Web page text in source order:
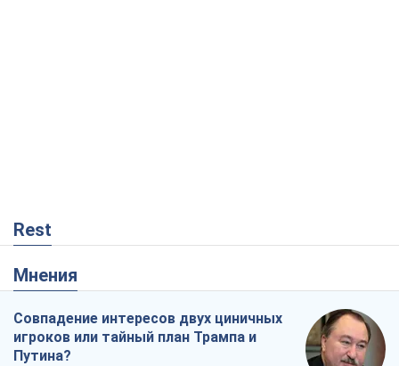
Rest
Мнения
Совпадение интересов двух циничных
игроков или тайный план Трампа и
Путина?